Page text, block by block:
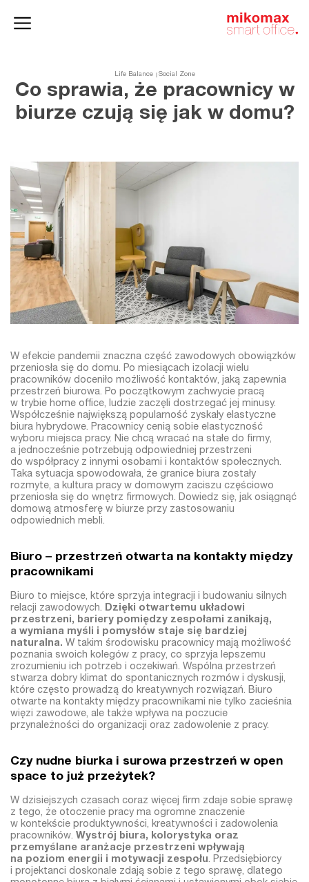
Life Balance Social Zone
Co sprawia, że pracownicy w
biurze czują się jak w domu?
W efekcie pandemii znaczna część zawodowych obowiązków
przeniosła się do domu. Po miesiącach izolacji wielu
pracowników doceniło możliwość kontaktów, jaką zapewnia
przestrzeń biurowa. Po początkowym zachwycie pracą
w trybie home office, ludzie zaczęli dostrzegać jej minusy.
Współcześnie największą popularność zyskały elastyczne
biura hybrydowe. Pracownicy cenią sobie elastyczność
wyboru miejsca pracy. Nie chcą wracać na stałe do firmy,
a jednocześnie potrzebują odpowiedniej przestrzeni
do współpracy z innymi osobami i kontaktów społecznych.
Taka sytuacja spowodowała, że granice biura zostały
rozmyte, a kultura pracy w domowym zaciszu częściowo
przeniosła się do wnętrz firmowych. Dowiedz się, jak osiągnąć
domową atmosferę w biurze przy zastosowaniu
odpowiednich mebli.
Biuro – przestrzeń otwarta na kontakty między
pracownikami
Biuro to miejsce, które sprzyja integracji i budowaniu silnych
relacji zawodowych. Dzięki otwartemu układowi
przestrzeni, bariery pomiędzy zespołami zanikają,
a wymiana myśli i pomysłów staje się bardziej
naturalna. W takim środowisku pracownicy mają możliwość
poznania swoich kolegów z pracy, co sprzyja lepszemu
zrozumieniu ich potrzeb i oczekiwań. Wspólna przestrzeń
stwarza dobry klimat do spontanicznych rozmów i dyskusji,
które często prowadzą do kreatywnych rozwiązań. Biuro
otwarte na kontakty między pracownikami nie tylko zacieśnia
więzi zawodowe, ale także wpływa na poczucie
przynależności do organizacji oraz zadowolenie z pracy.
Czy nudne biurka i surowa przestrzeń w open
space to już przeżytek?
W dzisiejszych czasach coraz więcej firm zdaje sobie sprawę
z tego, że otoczenie pracy ma ogromne znaczenie
w kontekście produktywności, kreatywności i zadowolenia
pracowników. Wystrój biura, kolorystyka oraz
przemyślane aranżacje przestrzeni wpływają
na poziom energii i motywacji zespołu. Przedsiębiorcy
i projektanci doskonale zdają sobie z tego sprawę, dlatego